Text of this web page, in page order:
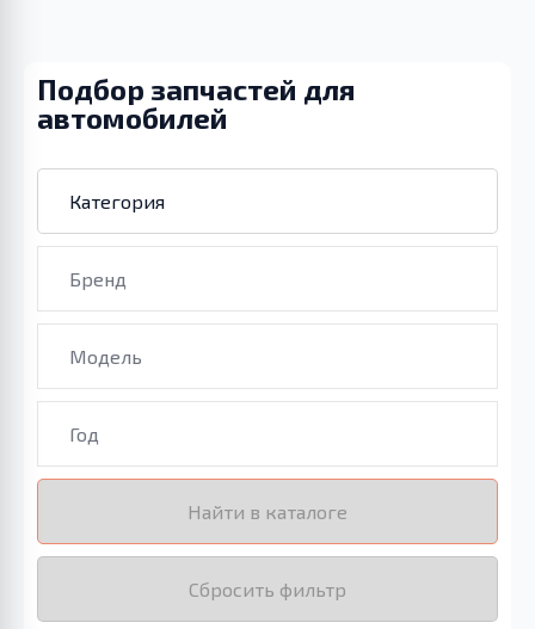
Подбор запчастей для
автомобилей
Найти в каталоге
Сбросить фильтр